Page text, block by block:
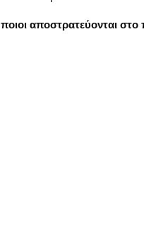
αποστρατεύονται στο